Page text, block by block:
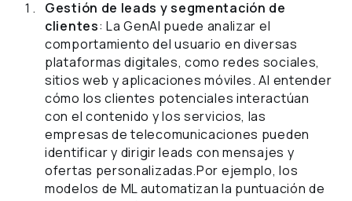
Gestión de leads y segmentación de
clientes: La GenAI puede analizar el
comportamiento del usuario en diversas
plataformas digitales, como redes sociales,
sitios web y aplicaciones móviles. Al entender
cómo los clientes potenciales interactúan
con el contenido y los servicios, las
empresas de telecomunicaciones pueden
identificar y dirigir leads con mensajes y
ofertas personalizadas.Por ejemplo, los
modelos de ML automatizan la puntuación de